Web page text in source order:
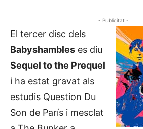
- Publicitat -
El tercer disc dels
Babyshambles es diu
Sequel to the Prequel
i ha estat gravat als
estudis Question Du
Son de París i mesclat